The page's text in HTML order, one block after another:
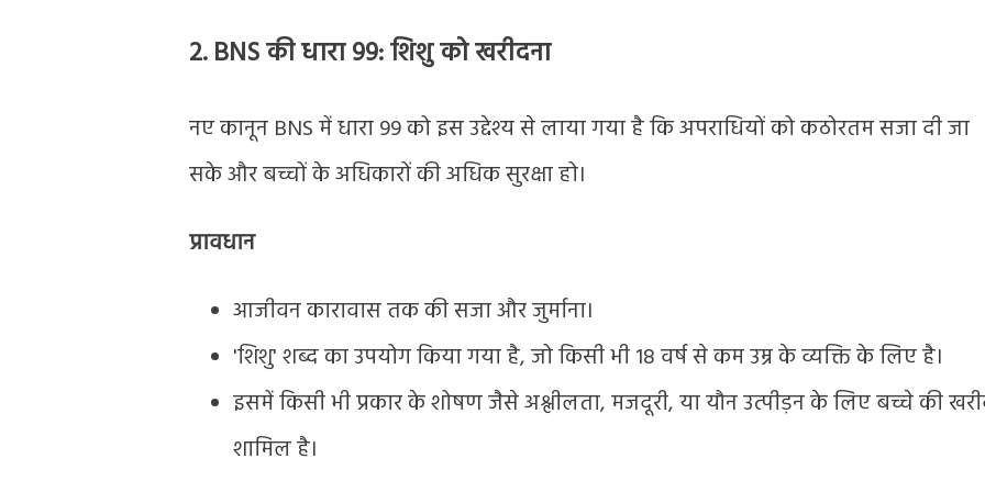
2.BNS की धारा 99: शिशु को खरीदना
नए कानून BNS में धारा 99 को इस उद्देश्य से लाया गया है कि अपराधियों को कठोरतम सजा दी जा
सके और बच्चों के अधिकारों की अधिक सुरक्षा हो।
प्रावधान
आजीवन कारावास तक की सजा और जुर्माना।
'शिशु' शब्द का उपयोग किया गया है, जो किसी भी 18 वर्ष से कम उम्र के व्यक्ति के लिए है।
इसमें किसी भी प्रकार के शोषण जैसे अश्लीलता, मजदूरी, या यौन उत्पीड़न के लिए बच्चे की
शामिल है।